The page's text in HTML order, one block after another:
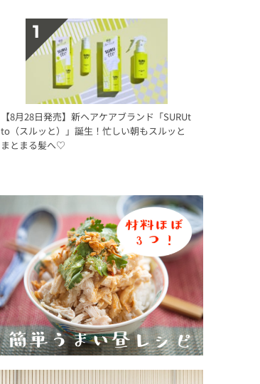
【8月28日発売】新ヘアケアブランド「SURUt
to（スルッと）」誕生！忙しい朝もスルッと
まとまる髪へ♡